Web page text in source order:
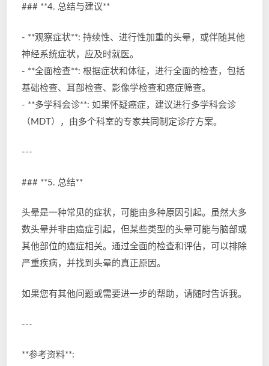
### **4. 总结与建议**
- **观察症状**: 持续性、进行性加重的头晕，或伴随其他
神经系统症状，应及时就医。
- **全面检查**: 根据症状和体征，进行全面的检查，包括
基础检查、耳部检查、影像学检查和癌症筛查。
- **多学科会诊**: 如果怀疑癌症，建议进行多学科会诊
（MDT），由多个科室的专家共同制定诊疗方案。
---
### **5. 总结**
头晕是一种常见的症状，可能由多种原因引起。虽然大多
数头晕并非由癌症引起，但某些类型的头晕可能与脑部或
其他部位的癌症相关。通过全面的检查和评估，可以排除
严重疾病，并找到头晕的真正原因。
如果您有其他问题或需要进一步的帮助，请随时告诉我。
---
**参考资料**: